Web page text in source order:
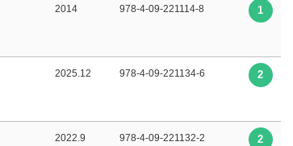
2014 978-4-09-221114-8 1
2025.12 978-4-09-221134-6 2
2022.9 978-4-09-221132-2 2